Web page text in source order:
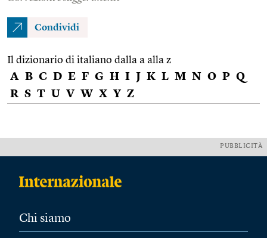
Condividi
Il dizionario di italiano dalla a alla z
A B C D E F G H I J K L M N O P Q
R S T U V W X Y Z
PUBBLICITÀ
Chi siamo